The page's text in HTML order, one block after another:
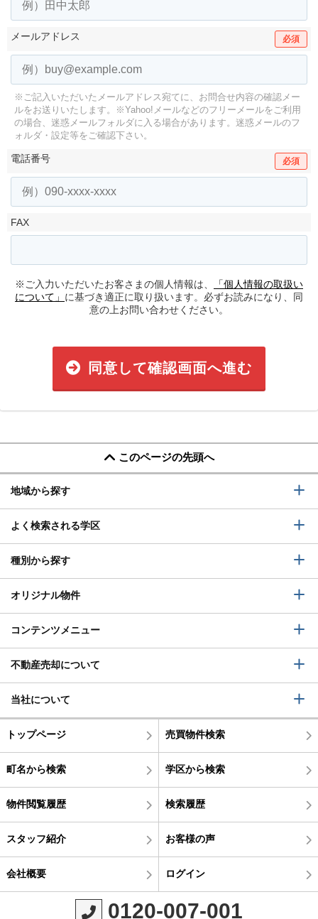
メールアドレス 必須
※ご記入いただいたメールアドレス宛てに、お問合せ内容の確認メー
ルをお送りいたします。
※Yahoo!メールなどのフリーメールをご利用
の場合、迷惑メールフォルダに入る場合があります。 迷惑メールのフ
ォルダ・設定等をご確認下さい。
電話番号 必須
FAX
※ご入力いただいたお客さまの個人情報は、
「個人情報の取扱い
について」 に基づき適正に取り扱います。必ずお読みになり、同
意の上お問い合わせください。
同意して確認画面へ進む
このページの先頭へ
地域から探す
よく検索される学区
種別から探す
オリジナル物件
コンテンツメニュー
不動産売却について
当社について
トップページ 売買物件検索
町名から検索 学区から検索
物件閲覧履歴 検索履歴
スタッフ紹介 お客様の声
会社概要 ログイン
0120-007-001